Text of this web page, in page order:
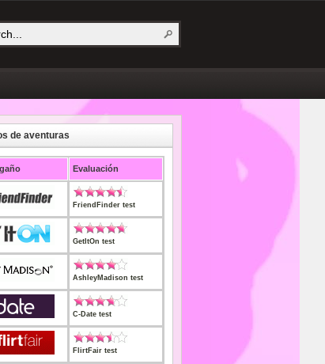
de aventuras
Evaluación
FriendFinder test
GetItOn test
AshleyMadison test
C-Date test
FlirtFair test